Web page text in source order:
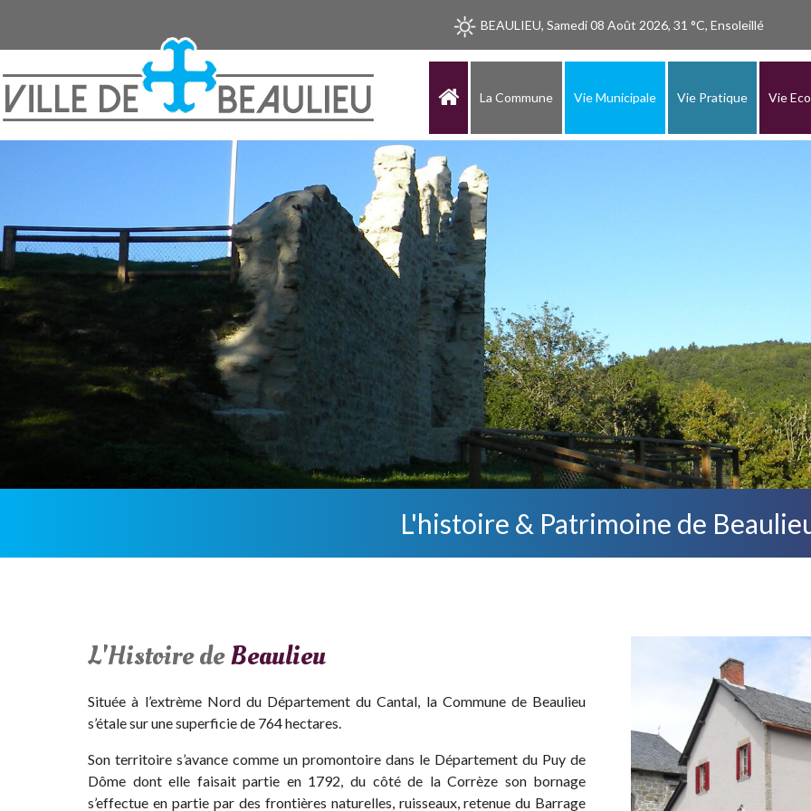
BEAULIEU, Samedi 08 Août 2026, 31 °C, Ensoleillé
La Commune Vie Municipale Vie Pratique Vie
L'histoire & Patrimoine de
L'Histoire deBeaulieu
Située à l’extrème Nord du Département du Cantal, la Commune de Beaulieu
s’étale sur une superficie de 764 hectares.
Son territoire s’avance comme un promontoire dans le Département du Puy de
Dôme dont elle faisait partie en 1792, du côté de la Corrèze son bornage
s’effectue en partie par des frontières naturelles, ruisseaux, retenue du Barrage